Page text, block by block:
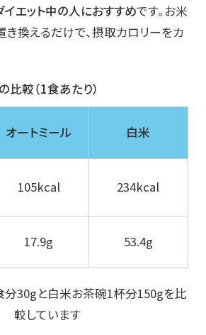
イエット中の人におすすめです。お米
き換えるだけで、摂取カロリーをカ
較（1食あたり）
オートミール 白米
105kcal 234kcal
17.9g 53.4g
分30gと白米お茶碗1杯分150gを比
較しています